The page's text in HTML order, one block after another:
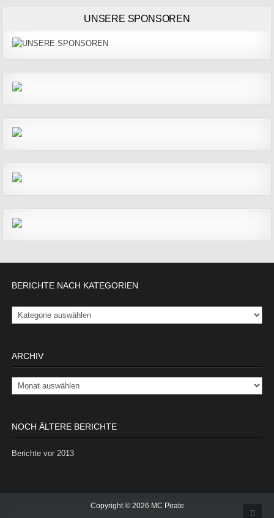
UNSERE SPONSOREN
BERICHTE NACH KATEGORIEN
Berichte nach Kategorien
ARCHIV
Archiv
NOCH ÄLTERE BERICHTE
Berichte vor 2013
Copyright © 2026 MC Pirate